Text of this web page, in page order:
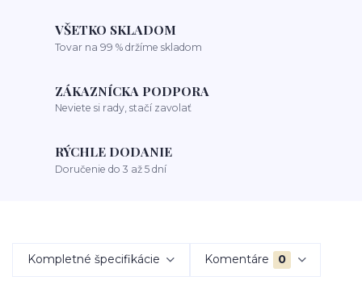
VŠETKO SKLADOM
Tovar na 99 % držíme skladom
ZÁKAZNÍCKA PODPORA
Neviete si rady, stačí zavolať
RÝCHLE DODANIE
Doručenie do 3 až 5 dní
Kompletné špecifikácie Komentáre 0